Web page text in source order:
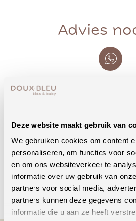
Deze website maakt gebruik van
We gebruiken cookies om content
personaliseren, om functies voor
en om ons websiteverkeer te
informatie over uw gebruik van
partners voor social media,
partners kunnen deze gegevens
informatie die u aan ze heeft
Advies
Onze winkel in
Bekijk
Bellen